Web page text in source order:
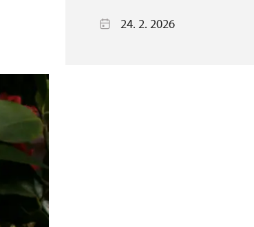
24. 2. 2026